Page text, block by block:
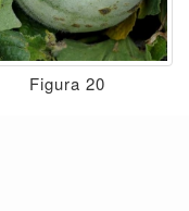
Figura 20